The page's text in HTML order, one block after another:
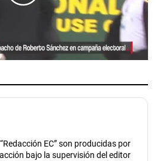
EC” son producidas por
bajo la supervisión del editor